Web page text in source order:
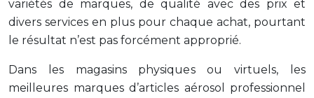
variétés de marques, de qualité avec des prix et
divers services en plus pour chaque achat, pourtant
le résultat n’est pas forcément approprié.
Dans les magasins physiques ou virtuels, les
meilleures marques d’articles aérosol professionnel